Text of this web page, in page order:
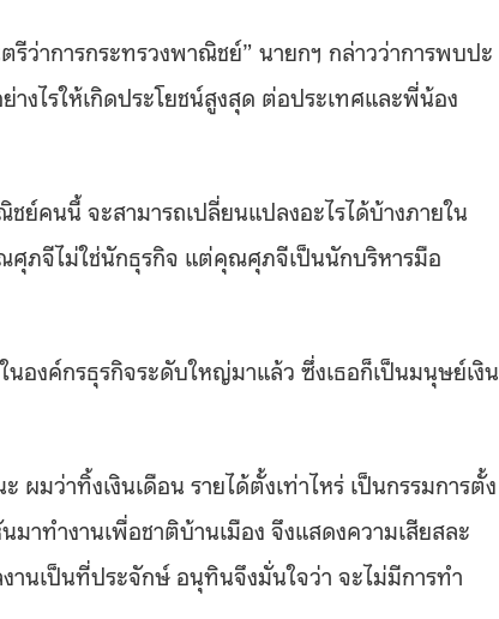
ว่าการกระทรวงพาณิชย์” นายกฯ กล่าวว่าการพบปะ
งไรให้เกิดประโยชน์สูงสุด ต่อประเทศและพี่น้อง
ย์คนนี้ จะสามารถเปลี่ยนแปลงอะไรได้บ้างภายใน
ศุภจีไม่ใช่นักธุรกิจ แต่คุณศุภจีเป็นนักบริหารมือ
องค์กรธุรกิจระดับใหญ่มาแล้ว ซึ่งเธอก็เป็นมนุษย์เงิน
ผมว่าทิ้งเงินเดือน รายได้ตั้งเท่าไหร่ เป็นกรรมการตั้ง
าทำงานเพื่อชาติบ้านเมือง จึงแสดงความเสียสละ
นเป็นที่ประจักษ์ อนุทินจึงมั่นใจว่า จะไม่มีการทำ